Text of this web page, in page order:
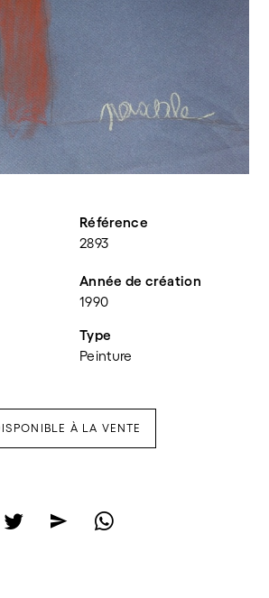
Référence
2893
Année de création
1990
Type
Peinture
À LA VENTE
t e w